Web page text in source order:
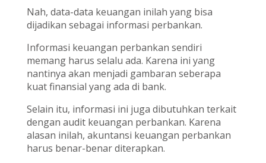
Nah, data-data keuangan inilah yang bisa
dijadikan sebagai informasi perbankan.
Informasi keuangan perbankan sendiri
memang harus selalu ada. Karena ini yang
nantinya akan menjadi gambaran seberapa
kuat finansial yang ada di bank.
Selain itu, informasi ini juga dibutuhkan terkait
dengan audit keuangan perbankan. Karena
alasan inilah, akuntansi keuangan perbankan
harus benar-benar diterapkan.